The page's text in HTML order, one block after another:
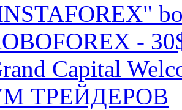
-
Capital
ТРЕЙДЕРОВ